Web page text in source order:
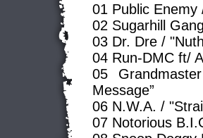
01 Public Enemy
02 Sugarhill
03 Dr. Dre /
04 Run-DMC ft/
05
Message”
06 N.W.A. /
07 Notorious